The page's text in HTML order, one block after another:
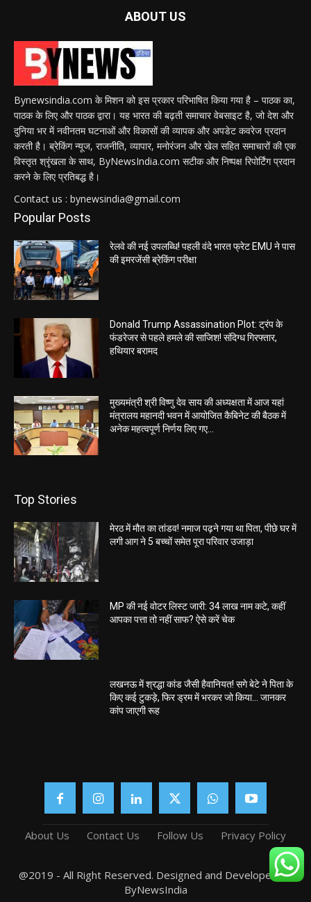
ABOUT US
Bynewsindia.com के मिशन को इस प्रकार परिभाषित किया गया है – पाठक का,
पाठक के लिए और पाठक द्वारा। यह भारत की बढ़ती समाचार वेबसाइट है, जो देश और
दुनिया भर में नवीनतम घटनाओं और विकासों की व्यापक और अपडेट कवरेज प्रदान
करती है। ब्रेकिंग न्यूज, राजनीति, व्यापार, मनोरंजन और खेल सहित समाचारों की एक
विस्तृत श्रृंखला के साथ, ByNewsIndia.com सटीक और निष्पक्ष रिपोर्टिंग प्रदान
करने के लिए प्रतिबद्ध है।
Contact us : bynewsindia@gmail.com
Popular Posts
रेलवे की नई उपलब्धि! पहली वंदे भारत फ्रेट EMU ने पास
की इमरजेंसी ब्रेकिंग परीक्षा
Donald Trump Assassination Plot: ट्रंप के
फंडरेजर से पहले हमले की साजिश! संदिग्ध गिरफ्तार,
हथियार बरामद
मुख्यमंत्री श्री विष्णु देव साय की अध्यक्षता में आज यहां
मंत्रालय महानदी भवन में आयोजित कैबिनेट की बैठक में
अनेक महत्वपूर्ण निर्णय लिए गए...
Top Stories
मेरठ में मौत का तांडव! नमाज पढ़ने गया था पिता, पीछे घर में
लगी आग ने 5 बच्चों समेत पूरा परिवार उजाड़ा
MP की नई वोटर लिस्ट जारी: 34 लाख नाम कटे, कहीं
आपका पत्ता तो नहीं साफ? ऐसे करें चेक
लखनऊ में श्रद्धा कांड जैसी हैवानियत! सगे बेटे ने पिता के
किए कई टुकड़े, फिर ड्रम में भरकर जो किया… जानकर
कांप जाएगी रूह
About Us Contact Us Follow Us Privacy Policy
@2019 - All Right Reserved. Designed and Developed by
ByNewsIndia